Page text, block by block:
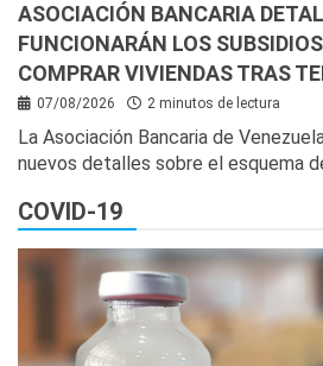
ASOCIACIÓN BANCARIA
FUNCIONARÁN LOS
COMPRAR VIVIENDAS TRAS
07/08/2026 2 minutos de lectura
La Asociación Bancaria de
nuevos detalles sobre el esquema
COVID-19